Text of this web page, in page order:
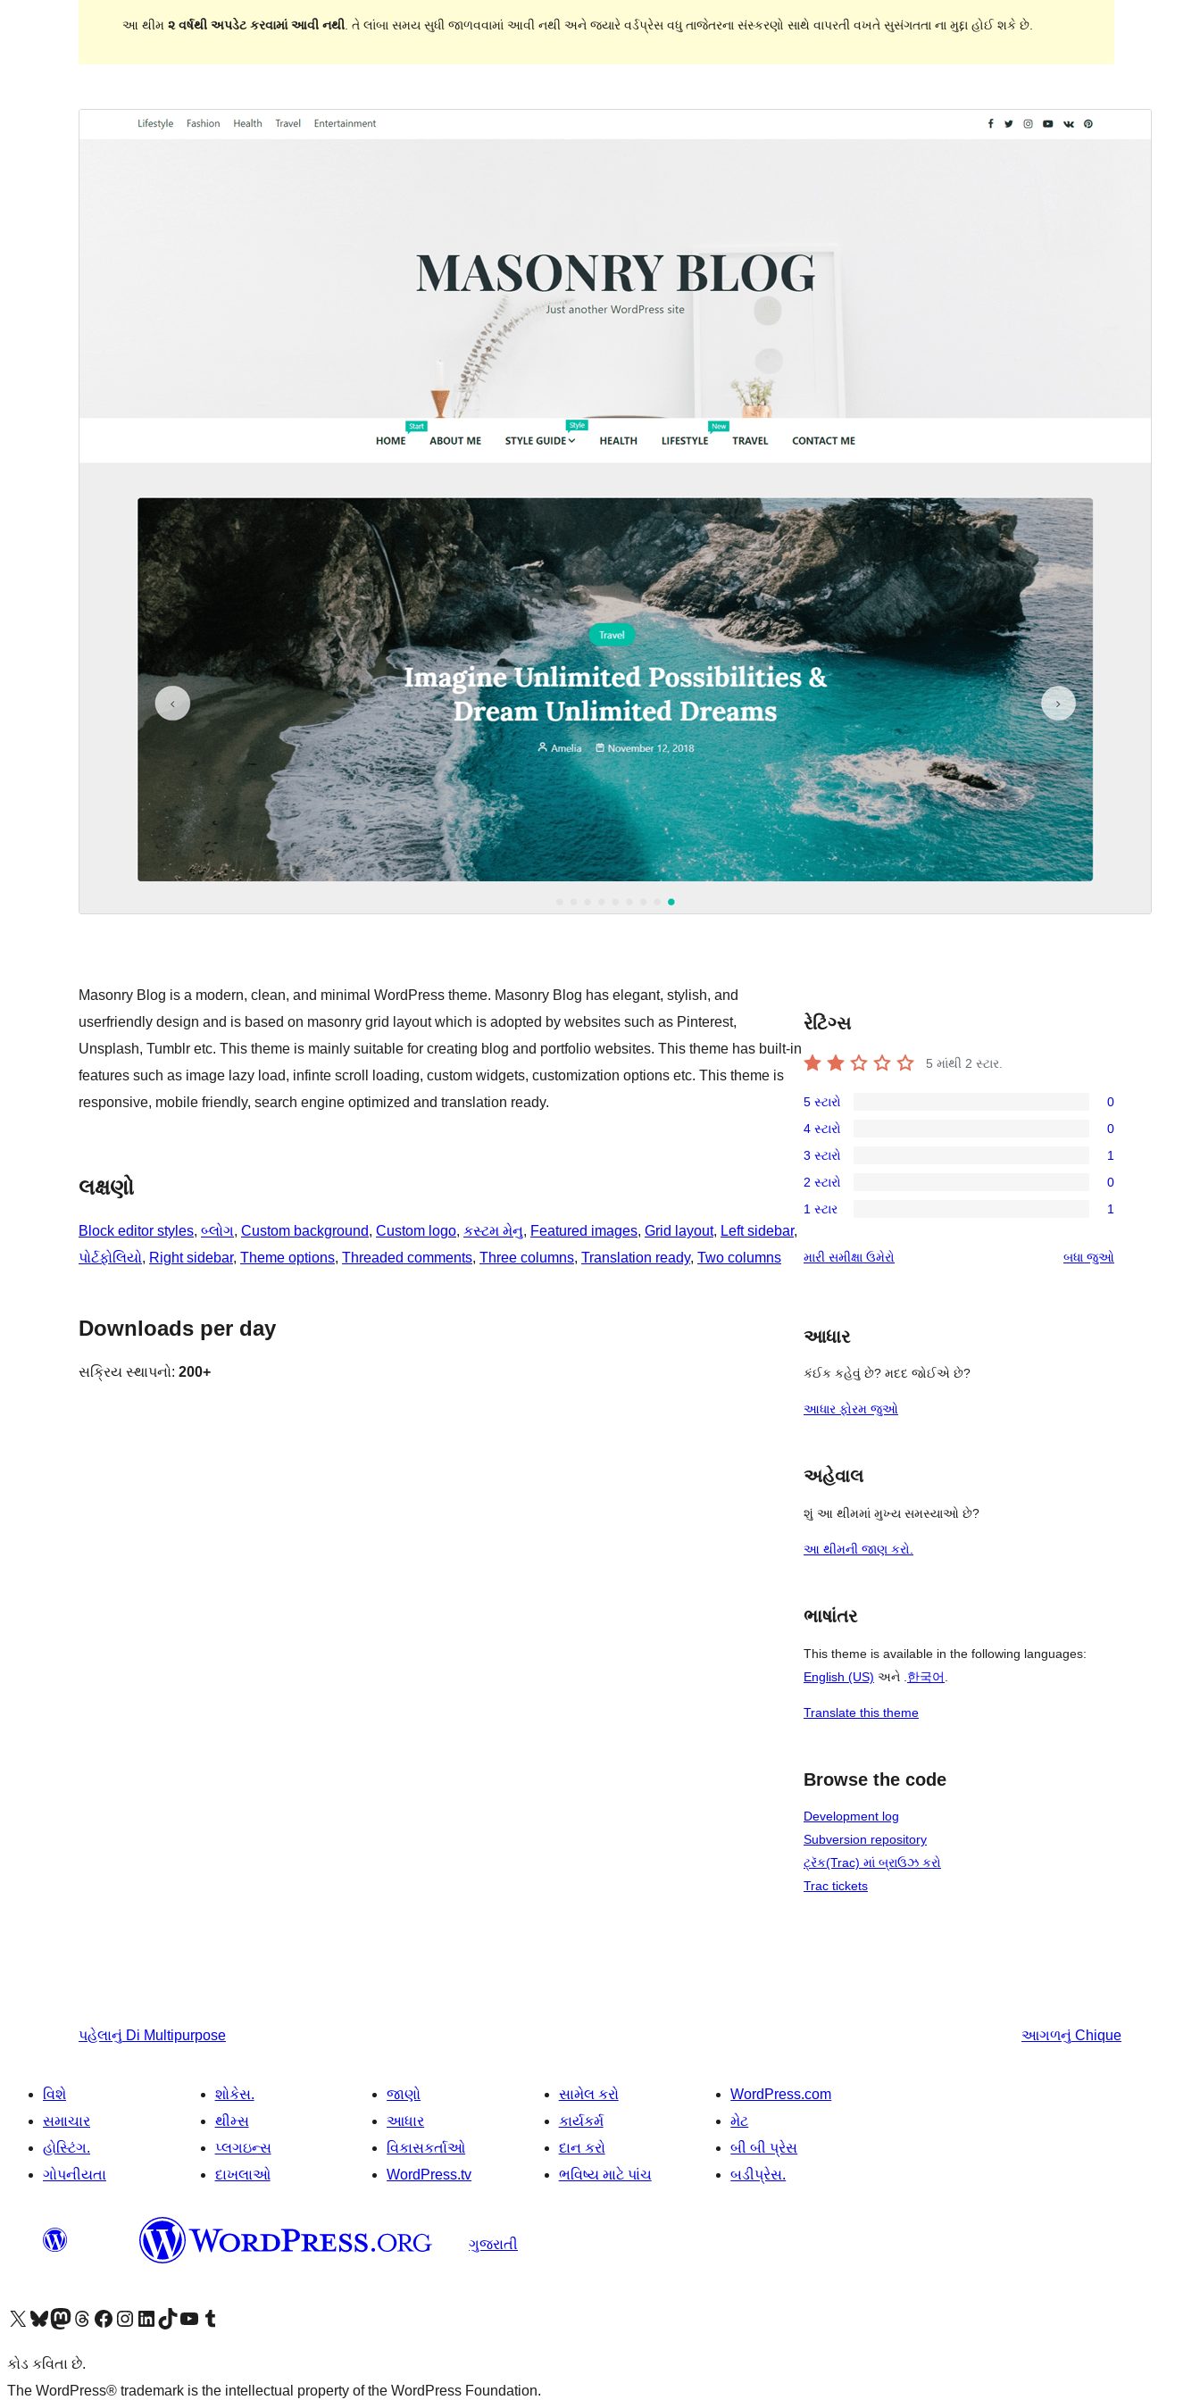
આ થીમ ૨ વર્ષથી અપડેટ કરવામાં આવી નથી. તે લાંબા સમય સુધી જાળવવામાં આવી નથી અને જ્યારે વર્ડપ્રેસ વધુ તાજેતરના સંસ્કરણો સાથે વાપરતી વખતે સુસંગતતા ના મુદ્દા હોઈ શકે છે.
Masonry Blog is a modern, clean, and minimal WordPress theme. Masonry Blog has elegant, stylish, and
userfriendly design and is based on masonry grid layout which is adopted by websites such as Pinterest,
Unsplash, Tumblr etc. This theme is mainly suitable for creating blog and portfolio websites. This theme has built-in
features such as image lazy load, infinte scroll loading, custom widgets, customization options etc. This theme is
responsive, mobile friendly, search engine optimized and translation ready.
લક્ષણો
Block editor styles, બ્લોગ, Custom background, Custom logo, કસ્ટમ મેનુ, Featured images, Grid layout, Left sidebar
પોર્ટફોલિયો, Right sidebar, Theme options, Threaded comments, Three columns, Translation ready, Two columns
Downloads per day
સક્રિય સ્થાપનો: 200+
રેટિંગ્સ
5 માંથી 2 સ્ટાર.
5-
સ્ટાર
સમીક્ષાઓ
5 સ્ટારો 0
4-
સ્ટાર
સમીક્ષાઓ
4 સ્ટારો 0
3-
સ્ટાર
3 સ્ટારો 1
2-
સમીક્ષાઓ
2 સ્ટારો 0
સ્ટાર
1 સ્ટાર 1
મારી સમીક્ષા ઉમેરો બધા સમીક્ષાઓ
જુઓ
આધાર
કંઈક કહેવું છે? મદદ જોઈએ છે?
આધાર ફોરમ જુઓ
અહેવાલ
શું આ થીમમાં મુખ્ય સમસ્યાઓ છે?
આ થીમની જાણ કરો.
ભાષાંતર
This theme is available in the following languages:
English (US) અને . 한국어
Translate this theme
Browse the code
Development log
Subversion repository
ટ્રૅક(Trac) માં બ્રાઉઝ કરો
Trac tickets
પહેલાનું Di Multipurpose આગળનું Chique
વિશે
સમાચાર
હોસ્ટિંગ.
ગોપનીયતા
શોકેસ.
થીમ્સ
પ્લગઇન્સ
દાખલાઓ
જાણો
આધાર
વિકાસકર્તાઓ
WordPress.tv
સામેલ કરો
કાર્યકર્મ
દાન કરો
ભવિષ્ય માટે પાંચ
WordPress.com
મેટ
બી બી પ્રેસ
બડીપ્રેસ.
ગુજરાતી
અમારા X (અગાઉ ટ્વિટર) એકાઉન્ટની મુલાકાત લોઅમારા Bluesky એકાઉન્ટની મુલાકાત લોઅમારા માસ્ટોડોન એકાઉન્ટની મુલાકાત લોઅમારા Threads એકાઉન્ટની મુલાકાત લો અમારા ફેસબુક પેજની મુલાકાત લોઅમારા ઇન્સ્ટાગ્રામ એકાઉન્ટની મુલાકાત લો અમારા LinkedIn એકાઉન્ટની મુલાકાત લોઅમારા TikTok એકાઉન્ટની મુલાકાત લોઅમારી YouTube ચેનલની મુલાકાત લો અમારા Tumblr એકાઉન્ટની મુલાકાત લો
કોડ કવિતા છે.
The WordPress® trademark is the intellectual property of the WordPress Foundation.